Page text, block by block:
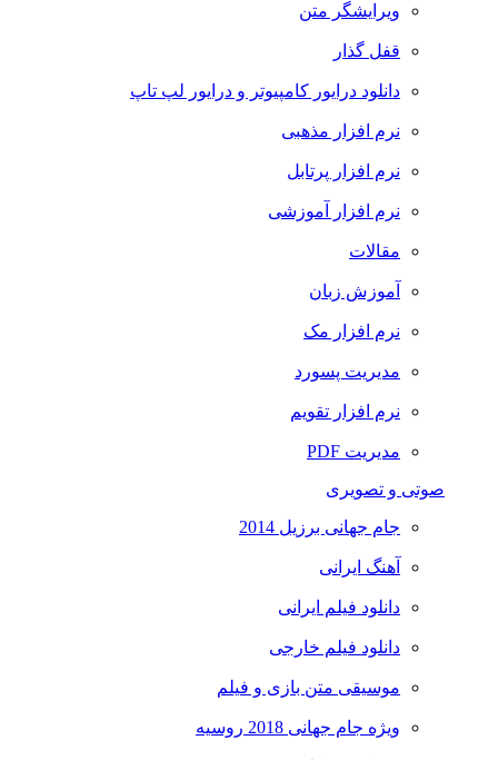
ویرایشگر متن
قفل گذار
دانلود درایور کامپیوتر و درایور لپ تاپ
نرم افزار مذهبی
نرم افزار پرتابل
نرم افزار آموزشی
مقالات
آموزش زبان
نرم افزار مک
مدیریت پسورد
نرم افزار تقویم
مدیریت PDF
صوتی و تصویری
جام جهانی برزیل 2014
آهنگ ایرانی
دانلود فیلم ایرانی
دانلود فیلم خارجی
موسیقی متن بازی و فیلم
ویژه جام جهانی 2018 روسیه